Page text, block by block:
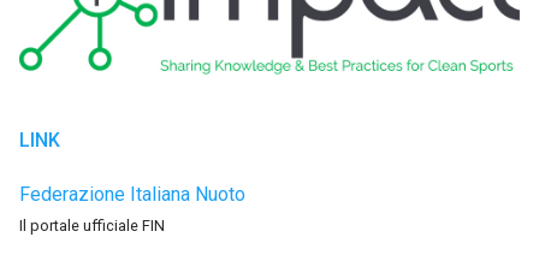
LINK
Federazione Italiana Nuoto
Il portale ufficiale FIN